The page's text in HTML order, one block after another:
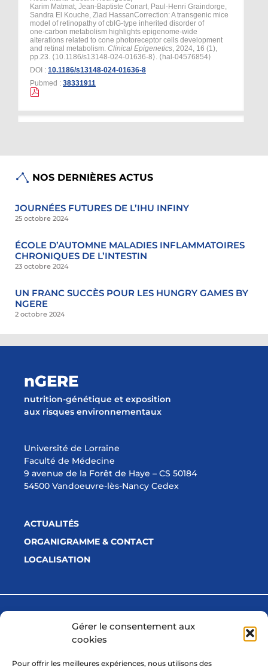
Gérer le consentement aux
cookies
Pour offrir les meilleures expériences, nous utilisons des
NOS DERNIÈRES ACTUS
JOURNÉES FUTURES DE L’IHU INFINY
25 octobre 2024
ÉCOLE D’AUTOMNE MALADIES INFLAMMATOIRES
CHRONIQUES DE L’INTESTIN
23 octobre 2024
UN FRANC SUCCÈS POUR LES HUNGRY GAMES BY
NGERE
2 octobre 2024
nGERE
nutrition-génétique et exposition
aux risques environnementaux
Université de Lorraine
Faculté de Médecine
9 avenue de la Forêt de Haye – CS 50184
54500 Vandoeuvre-lès-Nancy Cedex
ACTUALITÉS
ORGANIGRAMME & CONTACT
LOCALISATION